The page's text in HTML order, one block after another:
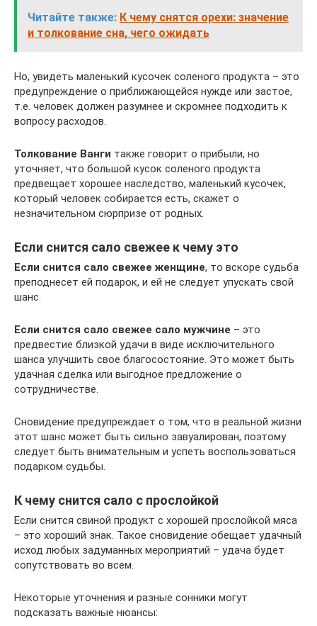
Читайте также: К чему снятся орехи: значение
и толкование сна, чего ожидать
Но, увидеть маленький кусочек соленого продукта – это
предупреждение о приближающейся нужде или застое,
т.е. человек должен разумнее и скромнее подходить к
вопросу расходов.
Толкование Ванги также говорит о прибыли, но
уточняет, что большой кусок соленого продукта
предвещает хорошее наследство, маленький кусочек,
который человек собирается есть, скажет о
незначительном сюрпризе от родных.
Если снится сало свежее к чему это
Если снится сало свежее женщине, то вскоре судьба
преподнесет ей подарок, и ей не следует упускать свой
шанс.
Если снится сало свежее сало мужчине – это
предвестие близкой удачи в виде исключительного
шанса улучшить свое благосостояние. Это может быть
удачная сделка или выгодное предложение о
сотрудничестве.
Сновидение предупреждает о том, что в реальной жизни
этот шанс может быть сильно завуалирован, поэтому
следует быть внимательным и успеть воспользоваться
подарком судьбы.
К чему снится сало с прослойкой
Если снится свиной продукт с хорошей прослойкой мяса
– это хороший знак. Такое сновидение обещает удачный
исход любых задуманных мероприятий – удача будет
сопутствовать во всем.
Некоторые уточнения и разные сонники могут
подсказать важные нюансы: